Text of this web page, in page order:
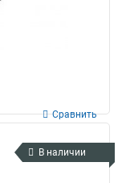
Сравнить
В наличии